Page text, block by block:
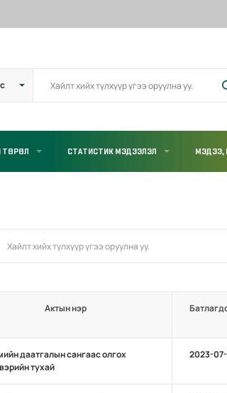
ТӨРӨЛ СТАТИСТИК МЭДЭЭЛЭЛ МЭДЭЭ,
Актын нэр
даатгалын сангаас олгох
тухай
2023-